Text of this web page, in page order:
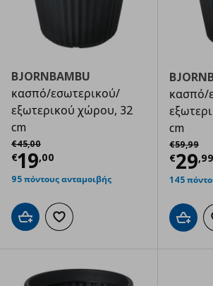
BJORNBAMBU
κασπό/εσωτερικού/
εξωτερικού χώρου, 32
cm
€45,00
Αρχική τιμή
€19,00
Τρέχουσα τιμή € 19,00
95 πόντους ανταμοιβής
Προσθήκη στο καλάθι
Προσθήκη στα αγαπημένα
κασπό/
cm
€59,99
Αρχική
€29,99
145